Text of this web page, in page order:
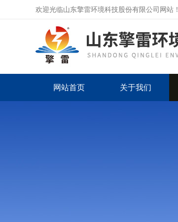
欢迎光临山东擎雷环境科技股份有限公司网站！
网站首页 关于我们